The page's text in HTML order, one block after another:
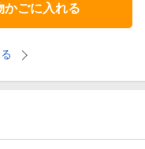
かごに入れる